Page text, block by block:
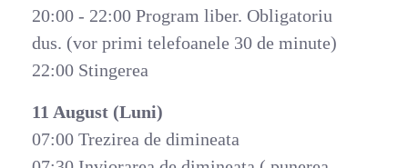
20:00 - 22:00 Program liber. Obligatoriu
dus. (vor primi telefoanele 30 de minute)
22:00 Stingerea
11 August (Luni)
07:00 Trezirea de dimineata